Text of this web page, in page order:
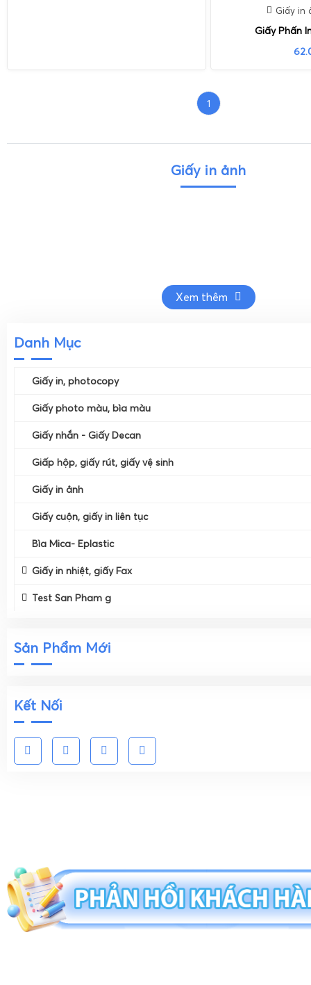
Danh Mục
Giấy in, photocopy
Giấy In, Photocopy A3
Giấy In A4
Giấy In, Photocopy A5
Giấy photo màu, bìa màu
Giấy Photo Màu
Bìa Màu
Giấy nhắn - Giấy Decan
Giấy Đề Can
Giấy Nhắn
Giấp hộp, giấy rút, giấy vệ sinh
Giấy Rút- Giấy Hộp
Giấy Vệ Sinh
Giấy in ảnh
Giấy In Ảnh 1 Mặt
Giấy In Ảnh 2 Mặt
Giấy cuộn, giấy in liên tục
Giấy In Liên Tục
Giấy Cuộn- Giấy Khổ Lớn
Bìa Mica- Eplastic
Bìa Kính - Bìa Mica
Giấy Eplastic
Giấy in nhiệt, giấy Fax
Test San Pham g
Sản Phẩm Mới
Kết Nối
Giấy in
Giấy Phấn
1
Giấy in ảnh
Xem thêm